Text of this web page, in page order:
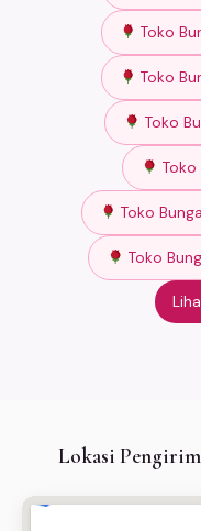
Toko
Toko
Toko
Toko
Toko
Toko
Lokasi